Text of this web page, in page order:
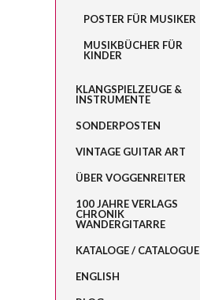
POSTER FÜR MUSIKER
MUSIKBÜCHER FÜR
KINDER
KLANGSPIELZEUGE &
INSTRUMENTE
SONDERPOSTEN
VINTAGE GUITAR ART
ÜBER VOGGENREITER
100 JAHRE VERLAGS
CHRONIK
WANDERGITARRE
KATALOGE / CATALOGUE
ENGLISH